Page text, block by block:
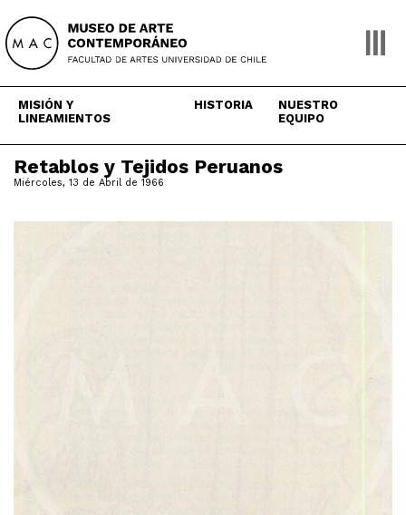
content
MISIÓN Y
LINEAMIENTOS
HISTORIA
NUESTRO
EQUIPO
Retablos y Tejidos Peruanos
Miércoles, 13 de Abril de 1966